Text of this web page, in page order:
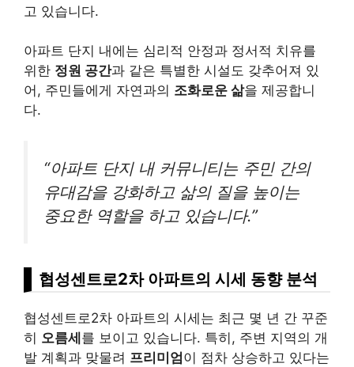
고 있습니다.
아파트 단지 내에는 심리적 안정과 정서적 치유를
위한 정원 공간과 같은 특별한 시설도 갖추어져 있
어, 주민들에게 자연과의 조화로운 삶을 제공합니
다.
“아파트 단지 내 커뮤니티는 주민 간의
유대감을 강화하고 삶의 질을 높이는
중요한 역할을 하고 있습니다.”
협성센트로2차 아파트의 시세 동향 분석
협성센트로2차 아파트의 시세는 최근 몇 년 간 꾸준
히 오름세 를 보이고 있습니다. 특히, 주변 지역의 개
발 계획과 맞물려 프리미엄 이 점차 상승하고 있다는